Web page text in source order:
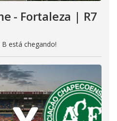
- Fortaleza | R7
está chegando!